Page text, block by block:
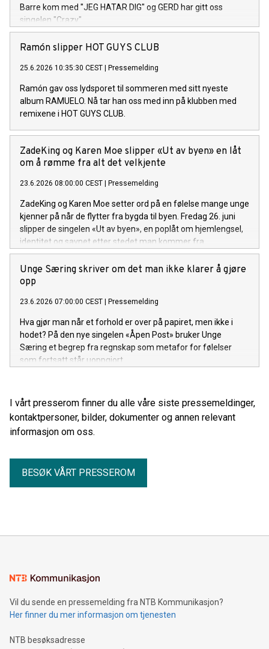
Barre kom med "JEG HATAR DIG" og GERD har gitt oss
singelen "Crazy".
Ramón slipper HOT GUYS CLUB
25.6.2026 10:35:30 CEST Pressemelding
Ramón gav oss lydsporet til sommeren med sitt nyeste
album RAMUELO. Nå tar han oss med inn på klubben med
remixene i HOT GUYS CLUB.
ZadeKing og Karen Moe slipper «Ut av byen» en låt
om å rømme fra alt det velkjente
23.6.2026 08:00:00 CEST Pressemelding
ZadeKing og Karen Moe setter ord på en følelse mange unge
kjenner på når de flytter fra bygda til byen. Fredag 26. juni
slipper de singelen «Ut av byen», en poplåt om hjemlengsel,
identitet og savnet etter stedet man kommer fra.
Unge Særing skriver om det man ikke klarer å gjøre
opp
23.6.2026 07:00:00 CEST Pressemelding
Hva gjør man når et forhold er over på papiret, men ikke i
hodet? På den nye singelen «Åpen Post» bruker Unge
Særing et begrep fra regnskap som metafor for følelser
som fortsatt står uoppgjort.
I vårt presserom finner du alle våre siste pressemeldinger,
kontaktpersoner, bilder, dokumenter og annen relevant
informasjon om oss.
BESØK VÅRT PRESSEROM
Vil du sende en pressemelding fra NTB Kommunikasjon?
Her finner du mer informasjon om tjenesten
NTB besøksadresse